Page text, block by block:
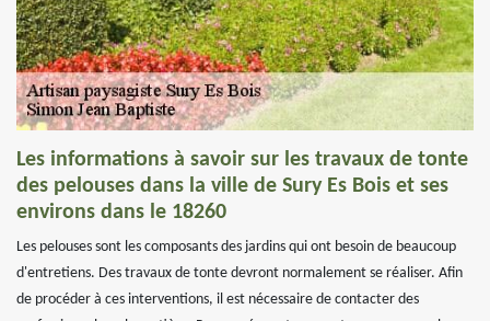
Les informations à savoir sur les travaux de tonte
des pelouses dans la ville de Sury Es Bois et ses
environs dans le 18260
Les pelouses sont les composants des jardins qui ont besoin de beaucoup
d'entretiens. Des travaux de tonte devront normalement se réaliser. Afin
de procéder à ces interventions, il est nécessaire de contacter des